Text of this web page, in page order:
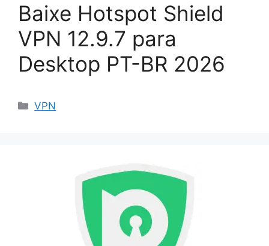
Baixe Hotspot Shield
VPN 12.9.7 para
Desktop PT-BR 2026
Categorias
VPN